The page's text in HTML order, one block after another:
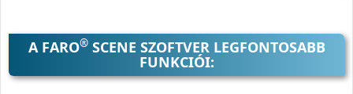
A FARO®SCENE SZOFTVER LEGFONTOSABB
FUNKCIÓI: